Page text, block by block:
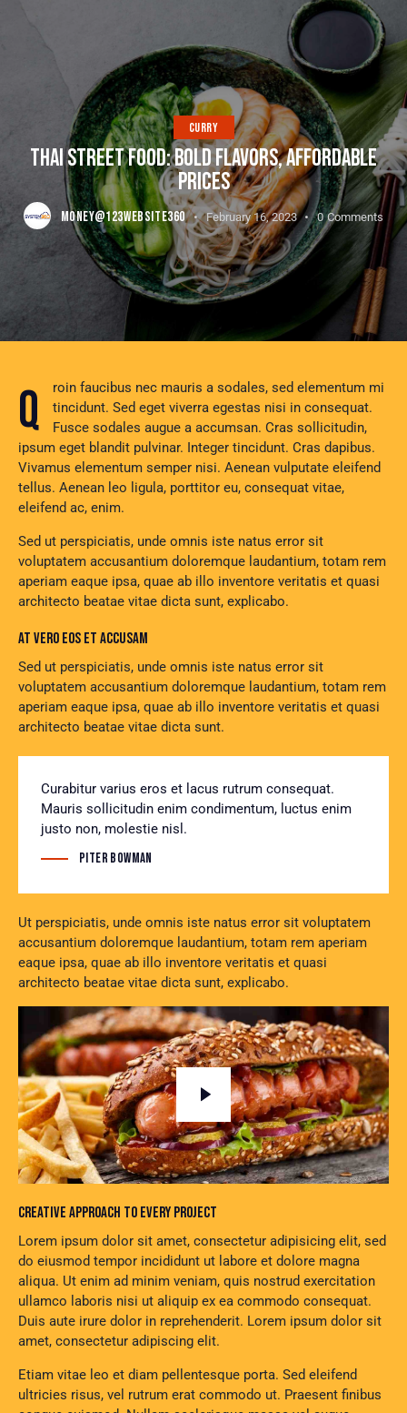
CURRY
THAI STREET FOOD: BOLD FLAVORS, AFFORDABLE
PRICES
MONEY@123WEBSITE360 February 16, 2023 0 Comments
Qroin faucibus nec mauris a sodales, sed elementum mi
tincidunt. Sed eget viverra egestas nisi in consequat.
Fusce sodales augue a accumsan. Cras sollicitudin,
ipsum eget blandit pulvinar. Integer tincidunt. Cras dapibus.
Vivamus elementum semper nisi. Aenean vulputate eleifend
tellus. Aenean leo ligula, porttitor eu, consequat vitae,
eleifend ac, enim.
Sed ut perspiciatis, unde omnis iste natus error sit
voluptatem accusantium doloremque laudantium, totam rem
aperiam eaque ipsa, quae ab illo inventore veritatis et quasi
architecto beatae vitae dicta sunt, explicabo.
AT VERO EOS ET ACCUSAM
Sed ut perspiciatis, unde omnis iste natus error sit
voluptatem accusantium doloremque laudantium, totam rem
aperiam eaque ipsa, quae ab illo inventore veritatis et quasi
architecto beatae vitae dicta sunt.
Curabitur varius eros et lacus rutrum consequat.
Mauris sollicitudin enim condimentum, luctus enim
justo non, molestie nisl.
Piter Bowman
Ut perspiciatis, unde omnis iste natus error sit voluptatem
accusantium doloremque laudantium, totam rem aperiam
eaque ipsa, quae ab illo inventore veritatis et quasi
architecto beatae vitae dicta sunt, explicabo.
CREATIVE APPROACH TO EVERY PROJECT
Lorem ipsum dolor sit amet, consectetur adipisicing elit, sed
do eiusmod tempor incididunt ut labore et dolore magna
aliqua. Ut enim ad minim veniam, quis nostrud exercitation
ullamco laboris nisi ut aliquip ex ea commodo consequat.
Duis aute irure dolor in reprehenderit. Lorem ipsum dolor sit
amet, consectetur adipiscing elit.
Etiam vitae leo et diam pellentesque porta. Sed eleifend
ultricies risus, vel rutrum erat commodo ut. Praesent finibus